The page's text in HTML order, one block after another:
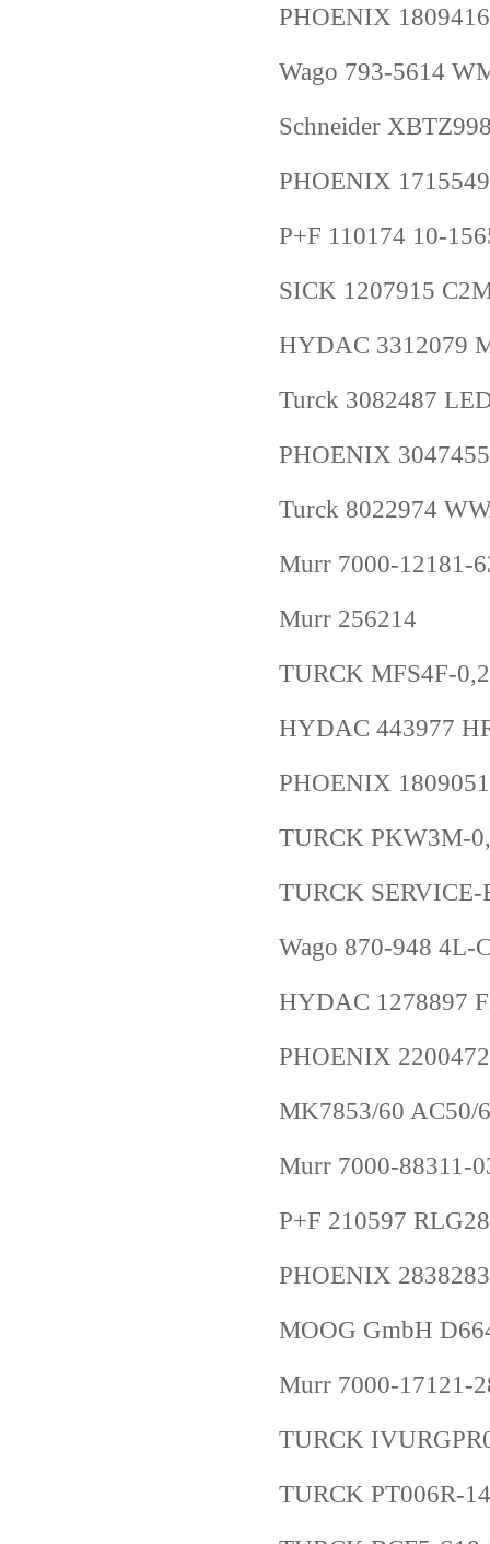
PHOENIX 1809416
Wago 793-5614
Schneider
PHOENIX 1715549
P+F 110174 10-
SICK 1207915
HYDAC 3312079
Turck 3082487
PHOENIX 3047455
Turck 8022974
Murr 7000-12181-
Murr 256214
TURCK MFS4F-
HYDAC 443977
PHOENIX 1809051
TURCK PKW3M-
TURCK
Wago 870-948 4L-
HYDAC 1278897
PHOENIX 2200472
MK7853/60 AC50/
Murr 7000-88311-
P+F 210597
PHOENIX 2838283
MOOG GmbH
Murr 7000-17121-
TURCK
TURCK PT006R-